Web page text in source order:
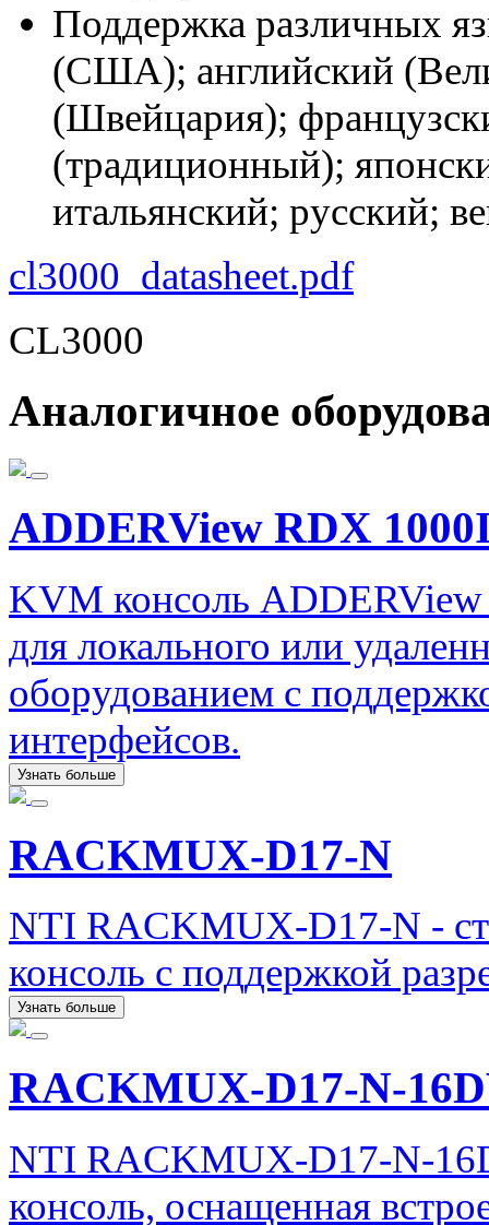
Поддержка различных
(США); английский
(Швейцария);
(традиционный);
итальянский; русский;
cl3000_datasheet.pdf
CL3000
Аналогичное
ADDERView RDX
KVM консоль
для локального или
оборудованием с
интерфейсов.
Узнать больше
RACKMUX-D17-N
NTI RACKMUX-D17-N -
консоль с поддержкой
Узнать больше
RACKMUX-D17-N-
NTI RACKMUX-D17-N-
консоль, оснащенная